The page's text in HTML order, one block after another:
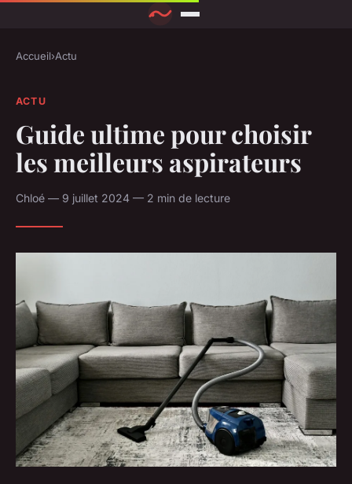
Accueil›Actu
ACTU
Guide ultime pour choisir
les meilleurs aspirateurs
Chloé — 9 juillet 2024 — 2 min de lecture